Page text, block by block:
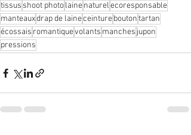
tissus shoot photolainenaturelecoresponsable
manteauxdrap de laineceintureboutontartan
écossais romantiquevolants manches jupon
pressions